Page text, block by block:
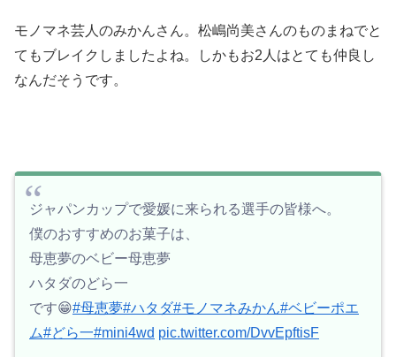
モノマネ芸人のみかんさん。松嶋尚美さんのものまねでと
てもブレイクしましたよね。しかもお2人はとても仲良し
なんだそうです。
ジャパンカップで愛媛に来られる選手の皆様へ。
僕のおすすめのお菓子は、
母恵夢のベビー母恵夢
ハタダのどら一
です😁#母恵夢#ハタダ#モノマネみかん#ベビーポエ
ム#どら一#mini4wd pic.twitter.com/DvvEpftisF